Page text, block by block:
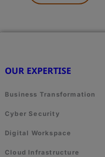
HERE.
OUR EXPERTISE
Business Transformation
Cyber Security
Digital Workspace
Cloud Infrastructure